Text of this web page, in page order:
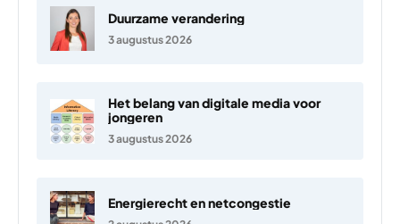
Duurzame verandering
3 augustus 2026
Het belang van digitale media voor
jongeren
3 augustus 2026
Energierecht en netcongestie